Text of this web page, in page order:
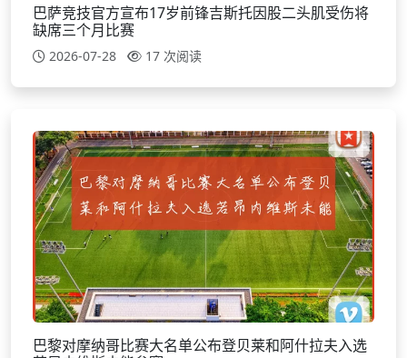
巴萨竞技官方宣布17岁前锋吉斯托因股二头肌受伤将
缺席三个月比赛
2026-07-28 17 次阅读
巴黎对摩纳哥比赛大名单公布登贝莱和阿什拉夫入选